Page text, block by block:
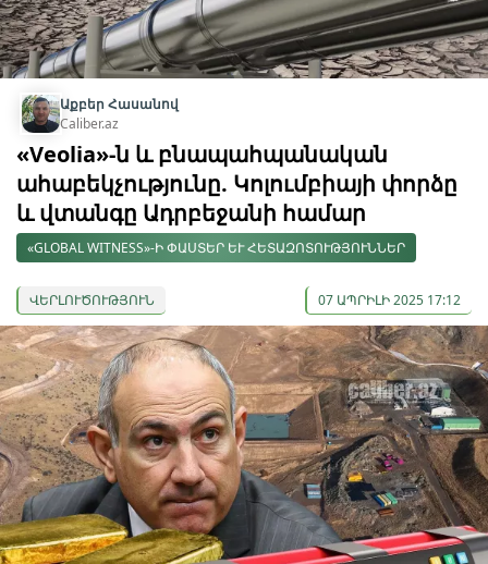
Աքբեր Հասանով
Caliber.az
«Veolia»-ն և բնապահպանական
ահաբեկչությունը. Կոլումբիայի փորձը
և վտանգը Ադրբեջանի համար
«GLOBAL WITNESS»-Ի ՓԱՍՏԵՐ ԵՒ ՀԵՏԱԶՈՏՈՒԹՅՈՒՆՆԵՐ
ՎԵՐԼՈՒԾՈՒԹՅՈՒՆ 07 ԱՊՐԻԼԻ 2025 17:12